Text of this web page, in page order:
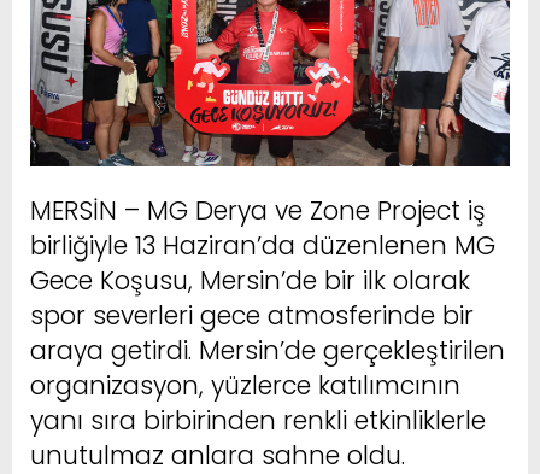
MERSİN – MG Derya ve Zone Project iş
birliğiyle 13 Haziran’da düzenlenen MG
Gece Koşusu, Mersin’de bir ilk olarak
spor severleri gece atmosferinde bir
araya getirdi. Mersin’de gerçekleştirilen
organizasyon, yüzlerce katılımcının
yanı sıra birbirinden renkli etkinliklerle
unutulmaz anlara sahne oldu.